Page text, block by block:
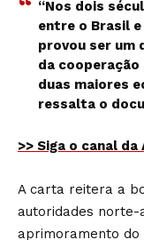
“Nos dois
entre o Brasil
provou ser um
da
duas maiores
ressalta o
>> Siga o canal
A carta reitera a
autoridades norte-
aprimoramento